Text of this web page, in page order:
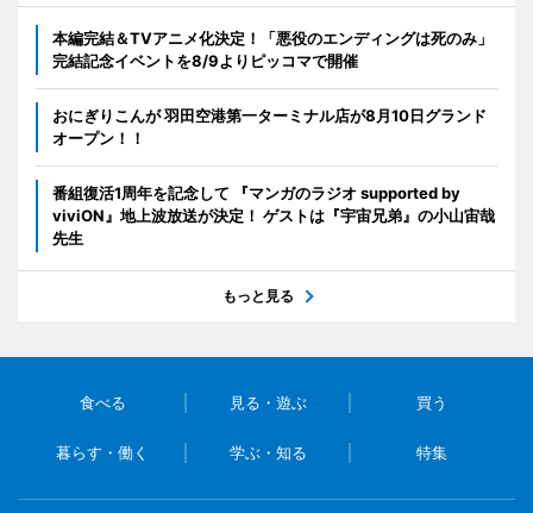
本編完結＆TVアニメ化決定！「悪役のエンディングは死のみ」
完結記念イベントを8/9よりピッコマで開催
おにぎりこんが 羽田空港第一ターミナル店が8月10日グランド
オープン！！
番組復活1周年を記念して 『マンガのラジオ supported by
viviON』地上波放送が決定！ ゲストは『宇宙兄弟』の小山宙哉
先生
もっと見る
食べる 見る・遊ぶ 買う
暮らす・働く 学ぶ・知る 特集